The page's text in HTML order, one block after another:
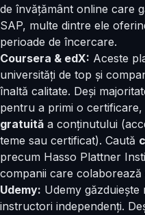
de învățământ online care
SAP, multe dintre ele
perioade de încercare.
Coursera & edX: Aceste
universități de top și
înaltă calitate. Deși
pentru a primi o
gratuită a conținutului
teme sau certificat). Caută
precum Hasso Plattner
companii care colaborează
Udemy: Udemy găzduiește
instructori independenți.